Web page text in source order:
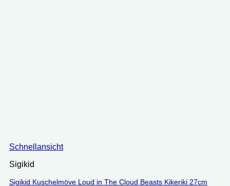
Schnellansicht
Sigikid
Sigikid Kuschelmöve Loud in The Cloud Beasts Kikeriki 27cm